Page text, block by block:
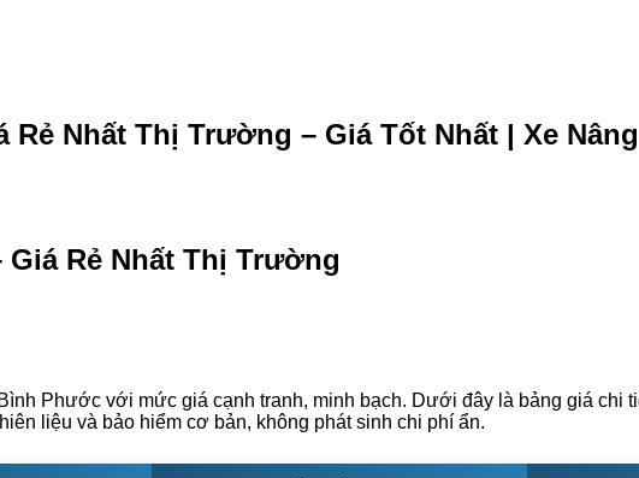
Nhất Thị Trường – Giá Tốt Nhất | Xe
Giá Rẻ Nhất Thị Trường
Phước với mức giá cạnh tranh, minh bạch. Dưới đây là bảng giá chi
liệu và bảo hiểm cơ bản, không phát sinh chi phí ẩn.